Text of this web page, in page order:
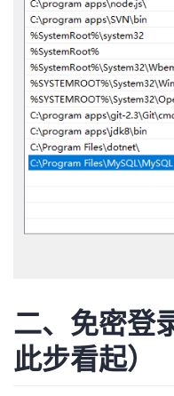
二、免密登
此步看起）